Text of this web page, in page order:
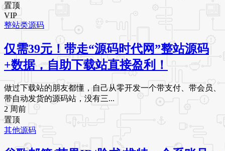
置顶
VIP
整站类源码
仅需39元！带走“源码时代网”整站源码
+数据，自助下载站直接盈利！
做过下载站的朋友都懂，自己从零开发一个带支付、带会员、
带自动发货的源码站，没有三...
2 周前
置顶
其他源码